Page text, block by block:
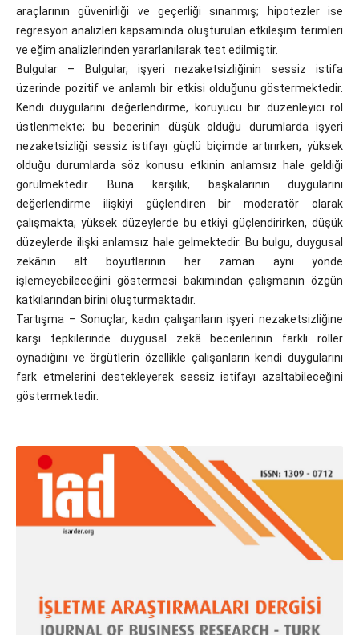
araçlarının güvenirliği ve geçerliği sınanmış; hipotezler ise
regresyon analizleri kapsamında oluşturulan etkileşim terimleri
ve eğim analizlerinden yararlanılarak test edilmiştir.
Bulgular – Bulgular, işyeri nezaketsizliğinin sessiz istifa
üzerinde pozitif ve anlamlı bir etkisi olduğunu göstermektedir.
Kendi duygularını değerlendirme, koruyucu bir düzenleyici rol
üstlenmekte; bu becerinin düşük olduğu durumlarda işyeri
nezaketsizliği sessiz istifayı güçlü biçimde artırırken, yüksek
olduğu durumlarda söz konusu etkinin anlamsız hale geldiği
görülmektedir. Buna karşılık, başkalarının duygularını
değerlendirme ilişkiyi güçlendiren bir moderatör olarak
çalışmakta; yüksek düzeylerde bu etkiyi güçlendirirken, düşük
düzeylerde ilişki anlamsız hale gelmektedir. Bu bulgu, duygusal
zekânın alt boyutlarının her zaman aynı yönde
işlemeyebileceğini göstermesi bakımından çalışmanın özgün
katkılarından birini oluşturmaktadır.
Tartışma – Sonuçlar, kadın çalışanların işyeri nezaketsizliğine
karşı tepkilerinde duygusal zekâ becerilerinin farklı roller
oynadığını ve örgütlerin özellikle çalışanların kendi duygularını
fark etmelerini destekleyerek sessiz istifayı azaltabileceğini
göstermektedir.